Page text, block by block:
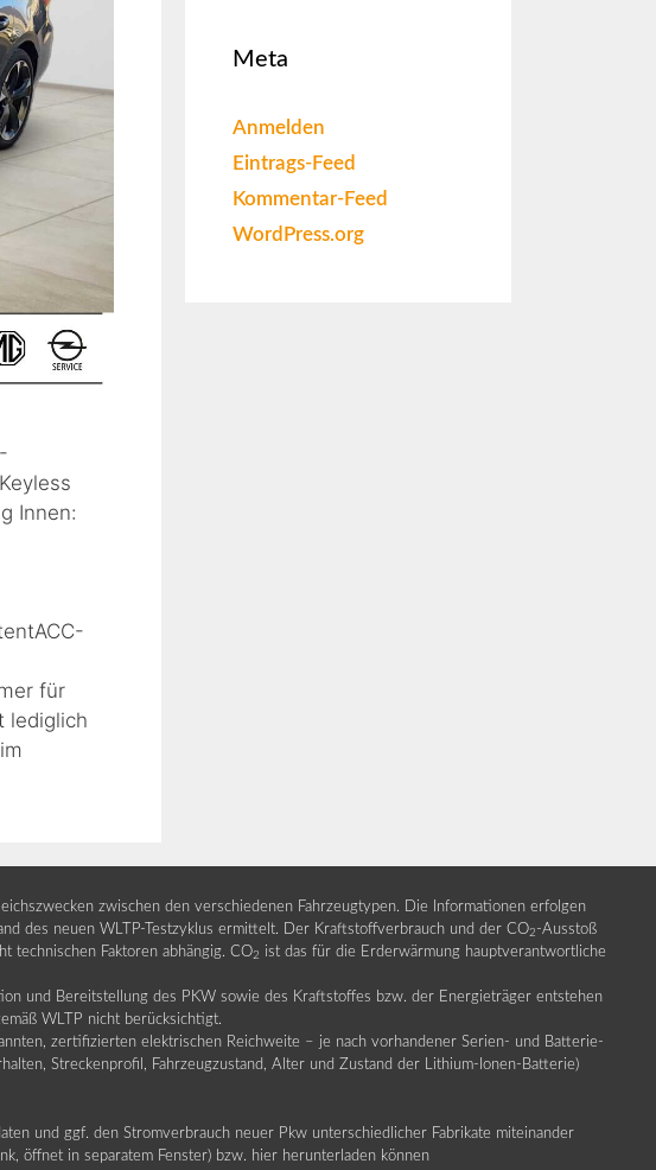
Innen:
für
lediglich
Meta
Anmelden
Eintrags-Feed
Kommentar-Feed
WordPress.org
zwischen den verschiedenen Fahrzeugtypen. Die Informationen erfolgen
des neuen WLTP-Testzyklus ermittelt. Der Kraftstoffverbrauch und der CO2 -Ausstoß
technischen Faktoren abhängig. CO2 ist das für die Erderwärmung hauptverantwortliche
und Bereitstellung des PKW sowie des Kraftstoffes bzw. der Energieträger entstehen
WLTP nicht berücksichtigt.
zertifizierten elektrischen Reichweite – je nach vorhandener Serien- und Batterie-
Streckenprofil, Fahrzeugzustand, Alter und Zustand der Lithium-Ionen-Batterie)
und ggf. den Stromverbrauch neuer Pkw unterschiedlicher Fabrikate miteinander
öffnet in separatem Fenster) bzw. hier herunterladen können